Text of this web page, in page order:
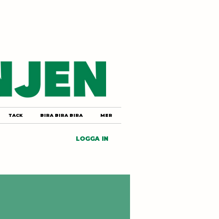
TACK BIRA BIRA BIRA MER
LOGGA IN